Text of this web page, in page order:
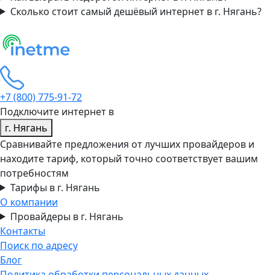
Сколько стоит самый дешёвый интернет в г. Нягань?
+7 (800) 775-91-72
Подключите интернет в
г. Нягань
Сравнивайте предложения от лучших провайдеров и
находите тариф, который точно соответствует вашим
потребностям
Тарифы в г. Нягань
О компании
Провайдеры в г. Нягань
Контакты
Поиск по адресу
Блог